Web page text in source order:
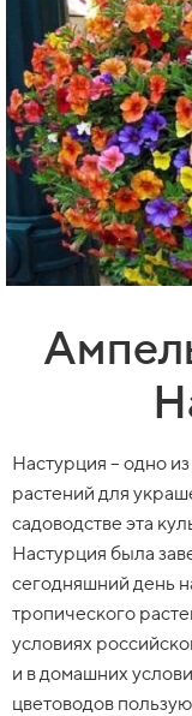
Настурция – одно
растений для
садоводстве эта
Настурция была
сегодняшний день
тропического
условиях
и в домашних
цветоводов